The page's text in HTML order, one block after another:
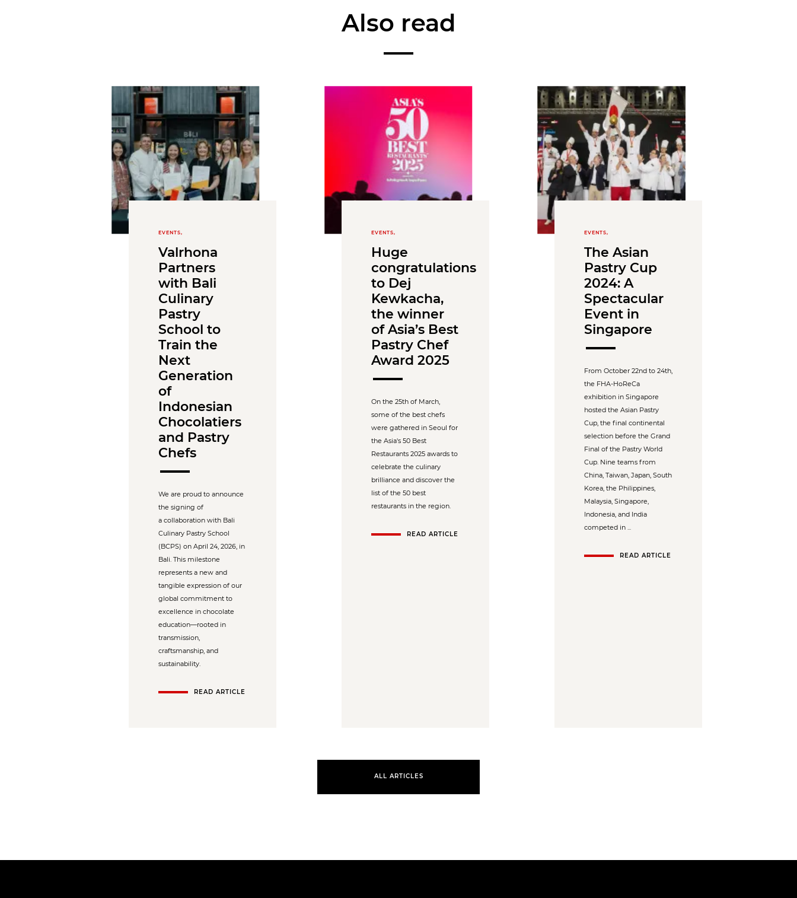
Also read
EVENTS,
Valrhona
Partners
with Bali
Culinary
Pastry
School to
Train the
Next
Generation
of
Indonesian
Chocolatiers
and Pastry
Chefs
We are proud to announce
the signing of
a collaboration with Bali
Culinary Pastry School
(BCPS) on April 24, 2026, in
Bali. This milestone
represents a new and
tangible expression of our
global commitment to
excellence in chocolate
education—rooted in
transmission,
craftsmanship, and
sustainability.
READ ARTICLE
EVENTS,
Huge
congratulations
to Dej
Kewkacha,
the winner
of Asia’s Best
Pastry Chef
Award 2025
On the 25th of March,
some of the best chefs
were gathered in Seoul for
the Asia's 50 Best
Restaurants 2025 awards to
celebrate the culinary
brilliance and discover the
list of the 50 best
restaurants in the region.
READ ARTICLE
EVENTS,
The Asian
Pastry Cup
2024: A
Spectacular
Event in
Singapore
From October 22nd to 24th,
the FHA-HoReCa
exhibition in Singapore
hosted the Asian Pastry
Cup, the final continental
selection before the Grand
Final of the Pastry World
Cup. Nine teams from
China, Taiwan, Japan, South
Korea, the Philippines,
Malaysia, Singapore,
Indonesia, and India
competed in ...
READ ARTICLE
ALL ARTICLES